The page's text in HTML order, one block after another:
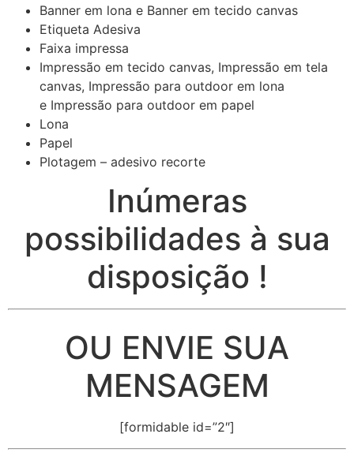
Banner em lona e Banner em tecido canvas
Etiqueta Adesiva
Faixa impressa
Impressão em tecido canvas, Impressão em tela
canvas, Impressão para outdoor em lona
e Impressão para outdoor em papel
Lona
Papel
Plotagem – adesivo recorte
Inúmeras
possibilidades à sua
disposição !
OU ENVIE SUA
MENSAGEM
[formidable id=”2″]